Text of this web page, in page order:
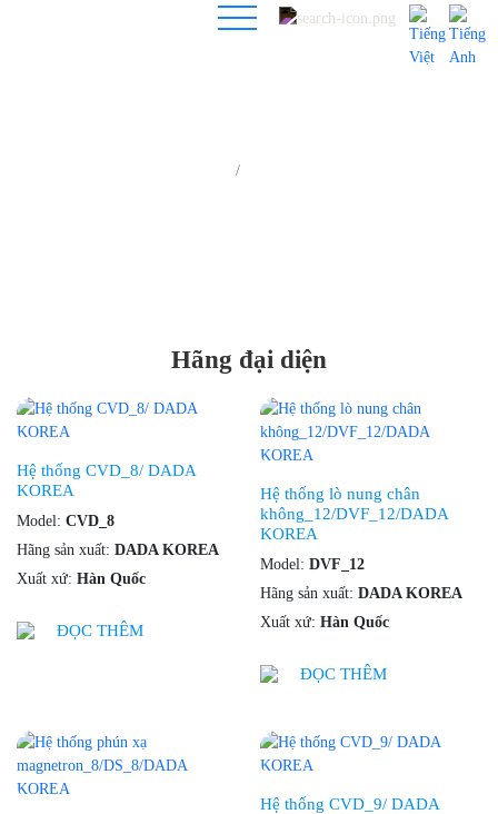
Hãng đại diện
Hệ thống CVD_8/ DADA
KOREA
Model: CVD_8
Hãng sản xuất: DADA KOREA
Xuất xứ: Hàn Quốc
ĐỌC THÊM
Hệ thống lò nung chân
không_12/DVF_12/DADA
KOREA
Model: DVF_12
Hãng sản xuất: DADA KOREA
Xuất xứ: Hàn Quốc
ĐỌC THÊM
Hệ thống CVD_9/ DADA